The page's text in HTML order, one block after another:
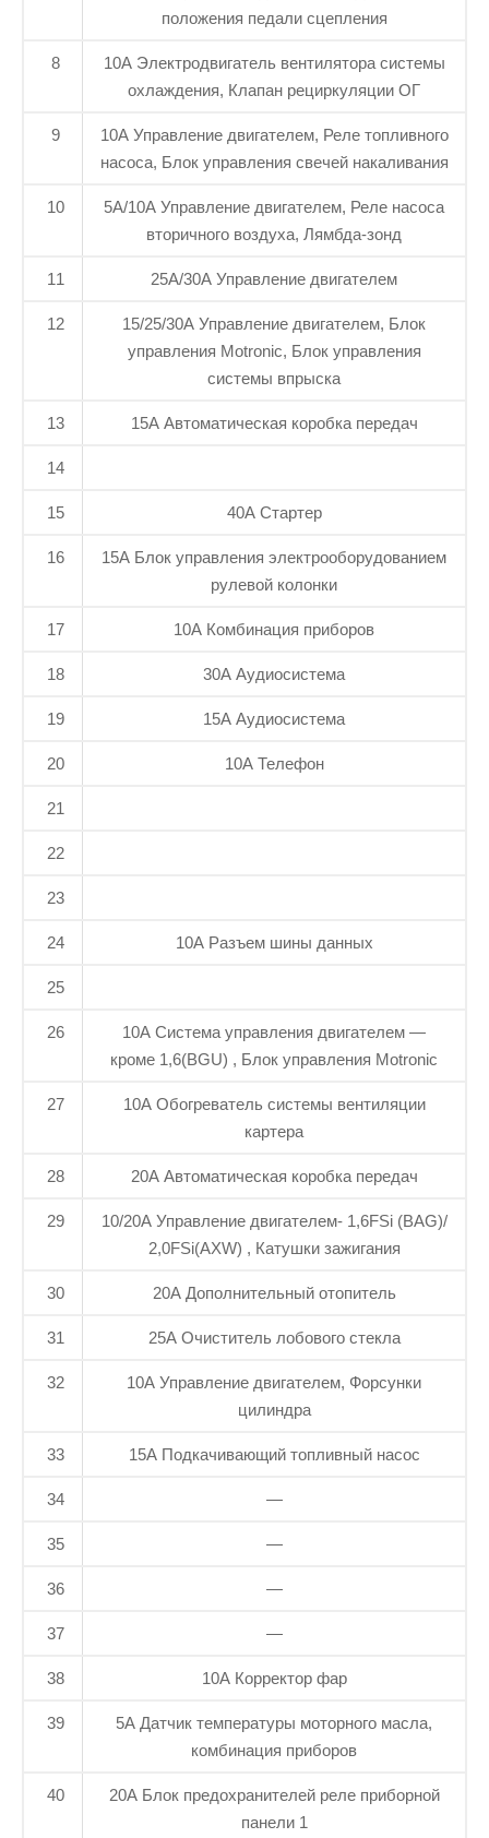
положения педали сцепления
8
10A Электродвигатель вентилятора системы
охлаждения, Клапан рециркуляции ОГ
9
10A Управление двигателем, Реле топливного
насоса, Блок управления свечей накаливания
10
5A/10A Управление двигателем, Реле насоса
вторичного воздуха, Лямбда-зонд
11 25A/30A Управление двигателем
12
15/25/30A Управление двигателем, Блок
управления Motronic, Блок управления
системы впрыска
13 15A Автоматическая коробка передач
14
15 40A Стартер
16
15A Блок управления электрооборудованием
рулевой колонки
17 10A Комбинация приборов
18 30A Аудиосистема
19 15A Аудиосистема
20 10A Телефон
21
22
23
24 10A Разъем шины данных
25
26
10A Система управления двигателем —
кроме 1,6(BGU) , Блок управления Motronic
27
10A Обогреватель системы вентиляции
картера
28 20A Автоматическая коробка передач
29
10/20A Управление двигателем- 1,6FSi (BAG)/
2,0FSi(AXW) , Катушки зажигания
30 20A Дополнительный отопитель
31 25A Очиститель лобового стекла
32
10A Управление двигателем, Форсунки
цилиндра
33 15A Подкачивающий топливный насос
34 —
35 —
36 —
37 —
38 10A Корректор фар
39
5A Датчик температуры моторного масла,
комбинация приборов
40
20А Блок предохранителей реле приборной
панели 1